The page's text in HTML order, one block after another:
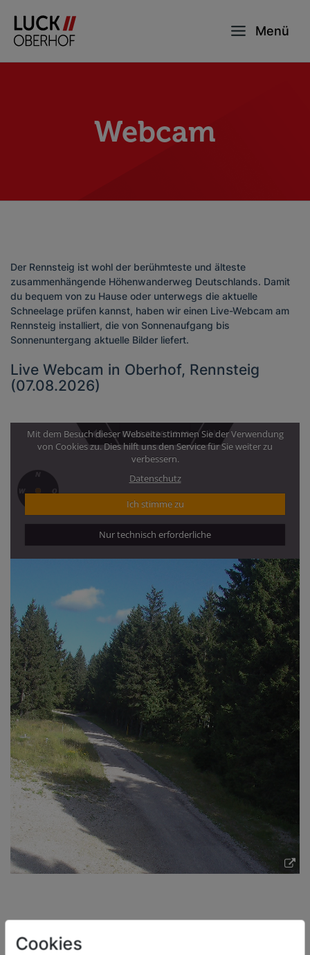
Menü
Webcam
Der Rennsteig ist wohl der berühmteste und älteste
zusammenhängende Höhenwanderweg Deutschlands. Damit
du bequem von zu Hause oder unterwegs die aktuelle
Schneelage prüfen kannst, haben wir einen Live-Webcam am
Rennsteig installiert, die von Sonnenaufgang bis
Sonnenuntergang aktuelle Bilder liefert.
Live Webcam in Oberhof, Rennsteig
(07.08.2026)
Cookies